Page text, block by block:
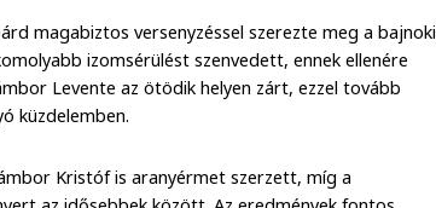
magabiztos versenyzéssel szerezte meg a bajnoki
izomsérülést szenvedett, ennek ellenére
Levente az ötödik helyen zárt, ezzel tovább
küzdelemben.
Kristóf is aranyérmet szerzett, míg a